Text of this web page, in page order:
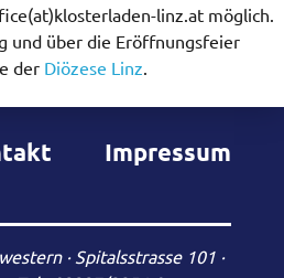
linz.at möglich.
und über die Eröffnungsfeier
der Diözese Linz
Impressum
· Spitalsstrasse 101 ·